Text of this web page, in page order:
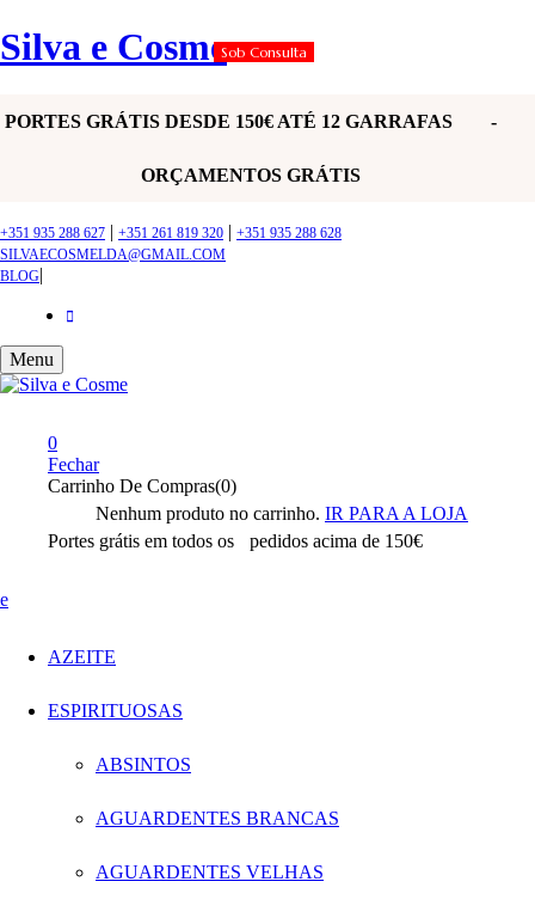
Silva e Cosme
PORTES GRÁTIS DESDE 150€ ATÉ 12 GARRAFAS -
ORÇAMENTOS GRÁTIS
+351 935 288 627 | +351 261 819 320 | +351 935 288 628
SILVAECOSMELDA@GMAIL.COM
BLOG|
Menu
0
Fechar
Carrinho De Compras(0)
Nenhum produto no carrinho. IR PARA A LOJA
Portes grátis em todos os
pedidos acima de 150€
AZEITE
ESPIRITUOSAS
ABSINTOS
AGUARDENTES BRANCAS
AGUARDENTES VELHAS
Sob Consulta